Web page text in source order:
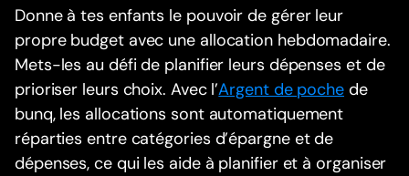
Donne à tes enfants le pouvoir de gérer leur
propre budget avec une allocation hebdomadaire.
Mets-les au défi de planifier leurs dépenses et de
prioriser leurs choix. Avec l’Argent de pochede
bunq, les allocations sont automatiquement
réparties entre catégories d’épargne et de
dépenses, ce qui les aide à planifier et à organiser